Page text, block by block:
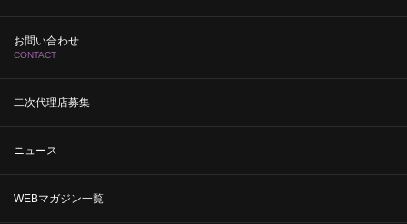
お問い合わせ
CONTACT
二次代理店募集
ニュース
WEBマガジン一覧